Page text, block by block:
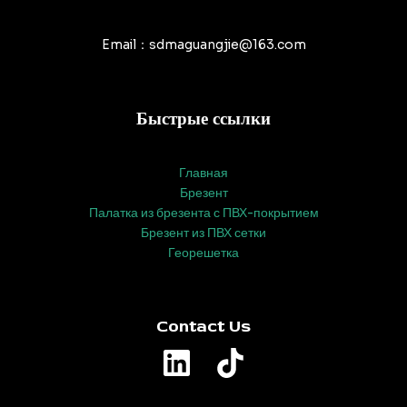
Email：sdmaguangjie@163.com
Быстрые ссылки
Главная
Брезент
Палатка из брезента с ПВХ-покрытием
Брезент из ПВХ сетки
Георешетка
Contact Us